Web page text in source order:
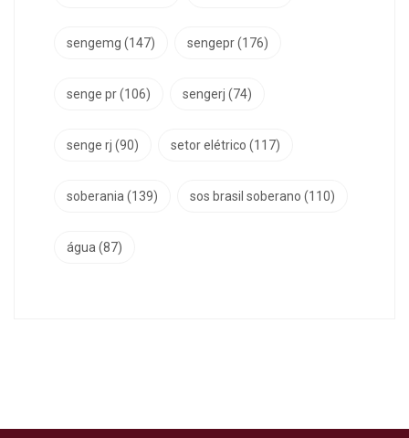
sengemg (147) sengepr(176)
senge pr(106) sengerj (74)
senge rj (90) setor elétrico (117)
soberania (139) sos brasil soberano (110)
água (87)